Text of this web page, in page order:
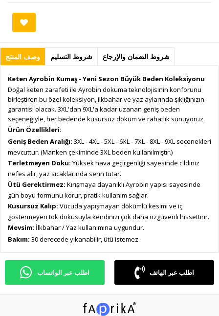
وصف المنتج شروط التسليم شروط الضمان والإرجاع
Keten Ayrobin Kumaş - Yeni Sezon Büyük Beden Koleksiyonu
Doğal keten zarafeti ile Ayrobin dokuma teknolojisinin konforunu
birleştiren bu özel koleksiyon, ilkbahar ve yaz aylarında şıklığınızın
garantisi olacak. 3XL'dan 9XL'a kadar uzanan geniş beden
seçeneğiyle, her bedende kusursuz döküm ve rahatlık sunuyoruz.
Ürün Özellikleri:
Geniş Beden Aralığı: 3XL - 4XL - 5XL - 6XL - 7XL - 8XL - 9XL seçenekleri
mevcuttur. (Manken çekiminde 3XL beden kullanılmıştır.)
Terletmeyen Doku: Yüksek hava geçirgenliği sayesinde cildiniz
nefes alır, yaz sıcaklarında serin tutar.
Ütü Gerektirmez: Kırışmaya dayanıklı Ayrobin yapısı sayesinde
gün boyu formunu korur, pratik kullanım sağlar.
Kusursuz Kalıp: Vücuda yapışmayan dökümlü kesimi ve iç
göstermeyen tok dokusuyla kendinizi çok daha özgüvenli hissettirir.
Mevsim: İlkbahar / Yaz kullanımına uygundur.
Bakım: 30 derecede yıkanabilir, ütü istemez.
اطلب عبر الواتساب اطلب عبر الهاتف